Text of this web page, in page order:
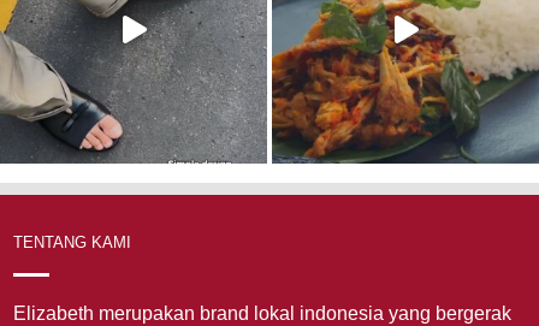
TENTANG KAMI
Elizabeth merupakan brand lokal indonesia yang bergerak